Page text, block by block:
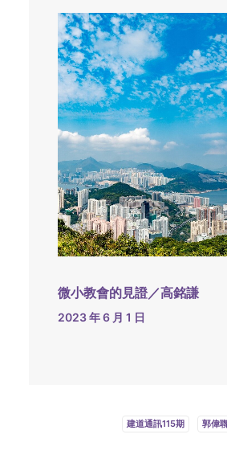
微小教會的見證／高銘謙
2023 年 6 月 1 日
建道通訊115期 郭偉